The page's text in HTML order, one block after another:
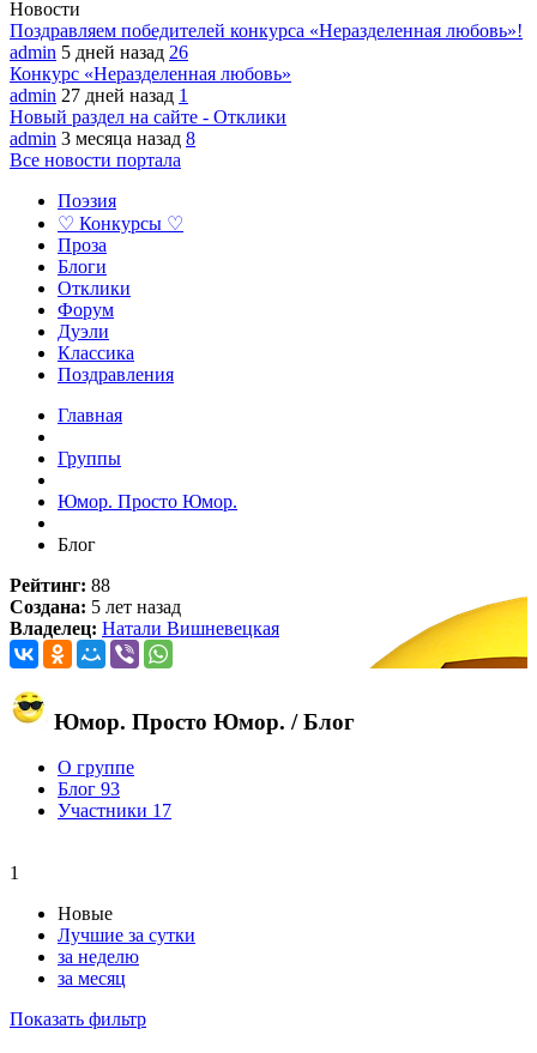
Новости
Поздравляем победителей конкурса «Неразделенная любовь»!
admin 5 дней назад 26
Конкурс «Неразделенная любовь»
admin 27 дней назад 1
Новый раздел на сайте - Отклики
admin 3 месяца назад 8
Все новости портала
Поэзия
♡ Конкурсы ♡
Проза
Блоги
Отклики
Форум
Дуэли
Классика
Поздравления
Главная
Группы
Юмор. Просто Юмор.
Блог
Рейтинг: 88
Создана: 5 лет назад
Владелец: Натали Вишневецкая
Юмор. Просто Юмор. / Блог
О группе
Блог 93
Участники 17
1
Новые
Лучшие за сутки
за неделю
за месяц
Показать фильтр